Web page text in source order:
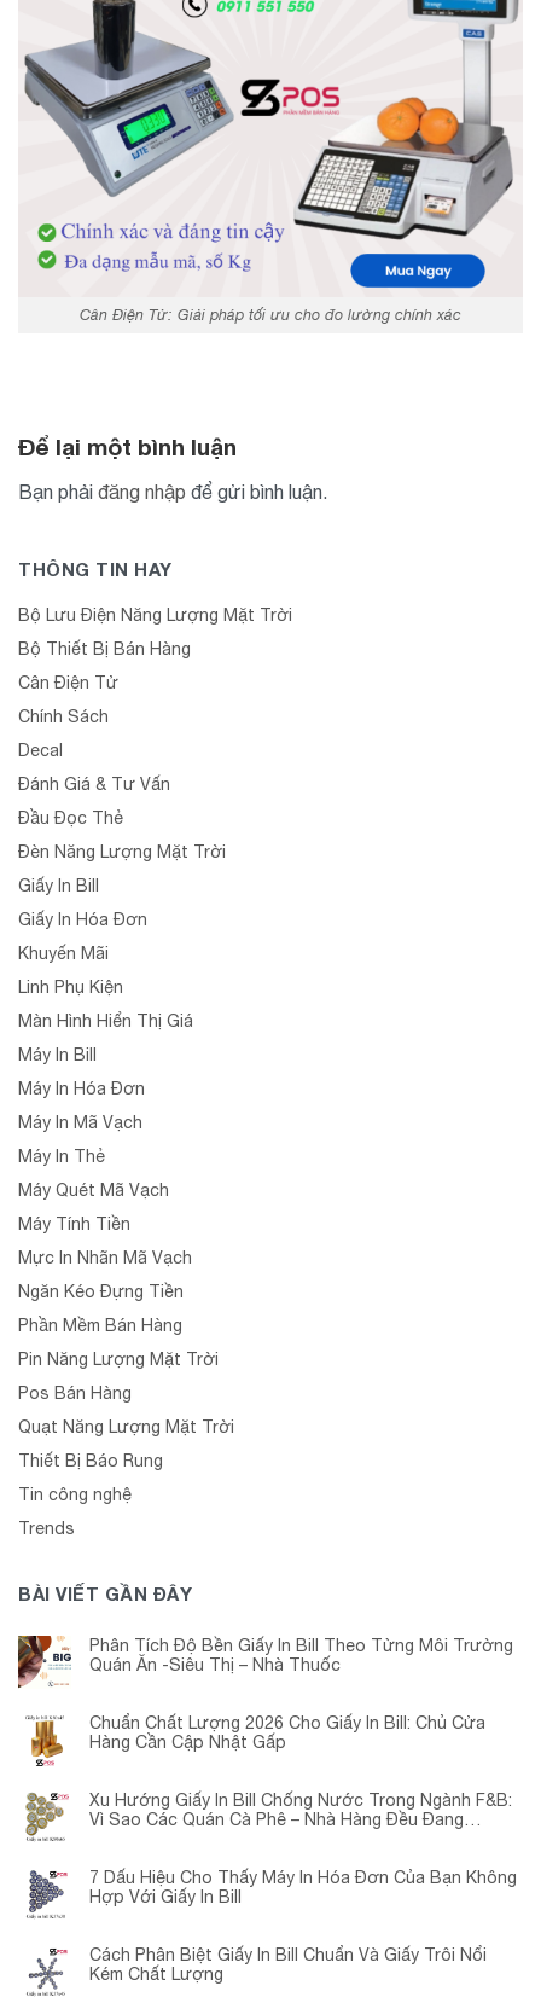
Cân Điện Tử: Giải pháp tối ưu cho đo lường chính xác
Để lại một bình luận
Bạn phải đăng nhập để gửi bình luận.
THÔNG TIN HAY
Bộ Lưu Điện Năng Lượng Mặt Trời
Bộ Thiết Bị Bán Hàng
Cân Điện Tử
Chính Sách
Decal
Đánh Giá & Tư Vấn
Đầu Đọc Thẻ
Đèn Năng Lượng Mặt Trời
Giấy In Bill
Giấy In Hóa Đơn
Khuyến Mãi
Linh Phụ Kiện
Màn Hình Hiển Thị Giá
Máy In Bill
Máy In Hóa Đơn
Máy In Mã Vạch
Máy In Thẻ
Máy Quét Mã Vạch
Máy Tính Tiền
Mực In Nhãn Mã Vạch
Ngăn Kéo Đựng Tiền
Phần Mềm Bán Hàng
Pin Năng Lượng Mặt Trời
Pos Bán Hàng
Quạt Năng Lượng Mặt Trời
Thiết Bị Báo Rung
Tin công nghệ
Trends
BÀI VIẾT GẦN ĐÂY
Phân Tích Độ Bền Giấy In Bill Theo Từng Môi Trường
Quán Ăn -Siêu Thị – Nhà Thuốc
Chuẩn Chất Lượng 2026 Cho Giấy In Bill: Chủ Cửa
Hàng Cần Cập Nhật Gấp
Xu Hướng Giấy In Bill Chống Nước Trong Ngành F&B:
Vì Sao Các Quán Cà Phê – Nhà Hàng Đều Đang
7 Dấu Hiệu Cho Thấy Máy In Hóa Đơn Của Bạn Không
Hợp Với Giấy In Bill
Cách Phân Biệt Giấy In Bill Chuẩn Và Giấy Trôi Nổi
Kém Chất Lượng